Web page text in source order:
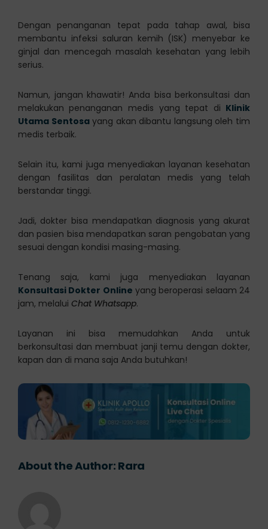
Dengan penanganan tepat pada tahap awal, bisa
membantu infeksi saluran kemih (ISK) menyebar ke
ginjal dan mencegah masalah kesehatan yang lebih
serius.
Namun, jangan khawatir! Anda bisa berkonsultasi dan
melakukan penanganan medis yang tepat di Klinik
Utama Sentosayang akan dibantu langsung oleh tim
medis terbaik.
Selain itu, kami juga menyediakan layanan kesehatan
dengan fasilitas dan peralatan medis yang telah
berstandar tinggi.
Jadi, dokter bisa mendapatkan diagnosis yang akurat
dan pasien bisa mendapatkan saran pengobatan yang
sesuai dengan kondisi masing-masing.
Tenang saja, kami juga menyediakan layanan
Konsultasi Dokter Online yang beroperasi selaam 24
jam, melalui Chat Whatsapp.
Layanan ini bisa memudahkan Anda untuk
berkonsultasi dan membuat janji temu dengan dokter,
kapan dan di mana saja Anda butuhkan!
About the Author: Rara